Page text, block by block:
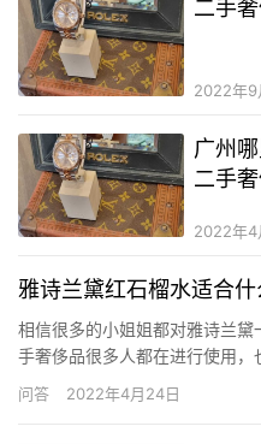
二手
2022年9
广州
二手
2022年4
雅诗兰黛红石榴水适合
相信很多的小姐姐都对雅诗兰
手奢侈品很多人都在进行使用
合年龄段高的人使用的，那么雅
问答 2022年4月24日